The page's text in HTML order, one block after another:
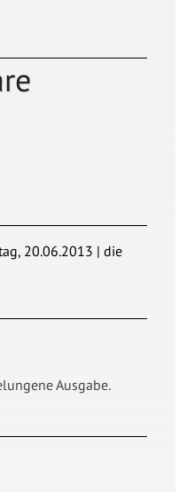
20.06.2013 | die
Ausgabe.